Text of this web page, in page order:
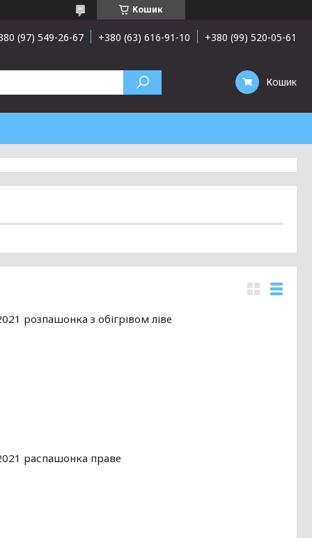
Кошик
(97) 549-26-67 +380 (63) 616-91-10 +380 (99) 520-05-61
Кошик
розпашонка з обігрівом ліве
распашонка праве